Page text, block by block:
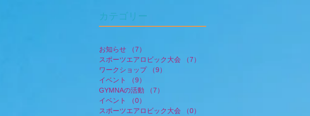
​カテゴリー
お知らせ （7）
スポーツエアロビック大会
（7）
ワークショップ
（9）
イベント
（9）
GYMNAの活動
（7）
イベント
（0）
スポーツエアロビック大会
（0）